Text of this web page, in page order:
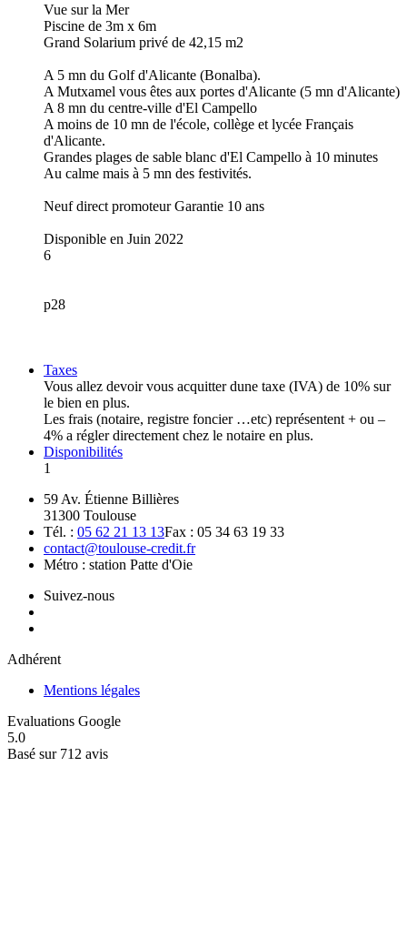
Vue sur la Mer
Piscine de 3m x 6m
Grand Solarium privé de 42,15 m2
A 5 mn du Golf d'Alicante (Bonalba).
A Mutxamel vous êtes aux portes d'Alicante (5 mn d'Alicante)
A 8 mn du centre-ville d'El Campello
A moins de 10 mn de l'école, collège et lycée Français
d'Alicante.
Grandes plages de sable blanc d'El Campello à 10 minutes
Au calme mais à 5 mn des festivités.
Neuf direct promoteur Garantie 10 ans
Disponible en Juin 2022
6
p28
Taxes
Vous allez devoir vous acquitter dune taxe (IVA) de 10% sur
le bien en plus.
Les frais (notaire, registre foncier …etc) représentent + ou –
4% a régler directement chez le notaire en plus.
Disponibilités
1
59 Av. Étienne Billières
31300 Toulouse
Tél. : 05 62 21 13 13Fax : 05 34 63 19 33
contact@toulouse-credit.fr
Métro : station Patte d'Oie
Suivez-nous
Adhérent
Mentions légales
Evaluations Google
5.0
Basé sur 712 avis